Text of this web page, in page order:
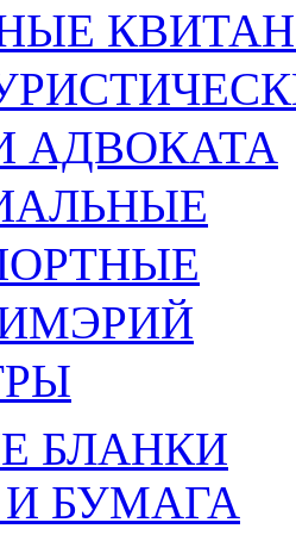
АДВОКАТА
БЛАНКИ
БУМАГА